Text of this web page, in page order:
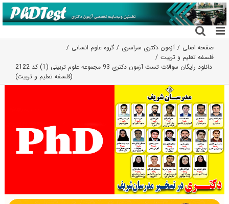
رفتن
به
محتوا
صفحه اصلی آزمون دکتری سراسری
گروه علوم انسانی
فلسفه تعلیم و تربیت
دانلود رایگان سوالات تست آزمون دکتری 93 مجموعه علوم تربیتی (1) کد 2122
(فلسفه تعلیم و تربیت)